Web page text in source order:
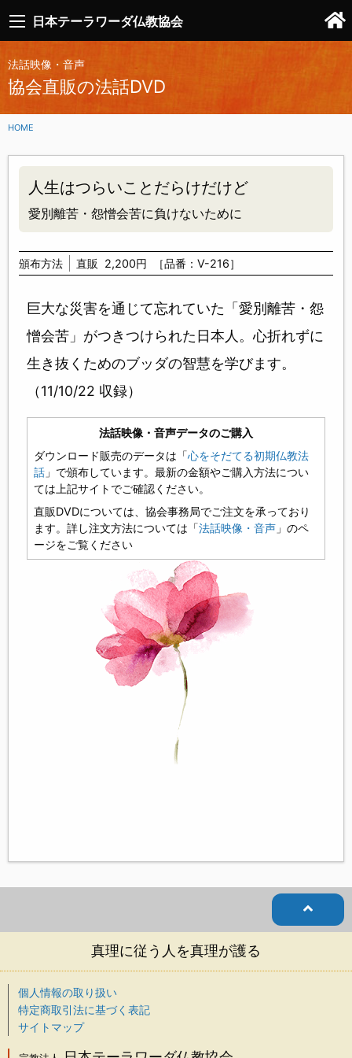
日本テーラワーダ仏教協会
法話映像・音声
協会直販の法話DVD
HOME
人生はつらいことだらけだけど
愛別離苦・怨憎会苦に負けないために
頒布方法 直販 2,200円 ［品番：V-216］
巨大な災害を通じて忘れていた「愛別離苦・怨
憎会苦」がつきつけられた日本人。心折れずに
生き抜くためのブッダの智慧を学びます。
（11/10/22 収録）
法話映像・音声データのご購入
ダウンロード販売のデータは「心をそだてる初期仏教法
話」で頒布しています。最新の金額やご購入方法につい
ては上記サイトでご確認ください。
直販DVDについては、協会事務局でご注文を承っており
ます。詳し注文方法については「法話映像・音声」のペ
ージをご覧ください
真理に従う人を真理が護る
個人情報の取り扱い
特定商取引法に基づく表記
サイトマップ